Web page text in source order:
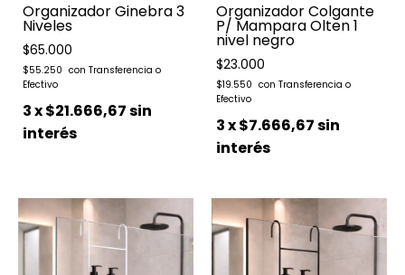
Organizador Ginebra 3
Niveles
$65.000
$55.250
3x$21.666,67sin
interés
Organizador Colgante
P/ Mampara Olten 1
nivel negro
$23.000
$19.550
3x$7.666,67sin
interés